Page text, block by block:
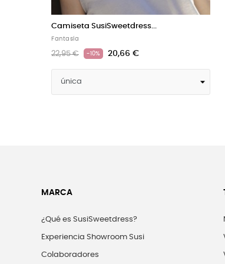
Camiseta SusiSweetdress...
Fantasía
22,95 € -10% 20,66 €
MARCA
¿Qué es SusiSweetdress?
Experiencia Showroom Susi
Colaboradores